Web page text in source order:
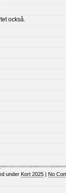
också.
under Kort 2025 | No